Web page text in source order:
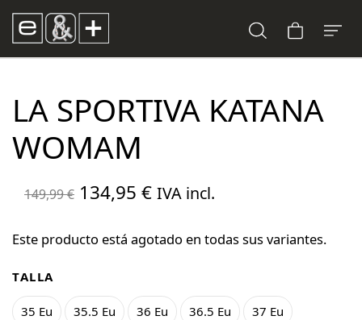
LA SPORTIVA KATANA
WOMAM
149,99€ El
original
149,99 €.
134,95 €El
actual
134,95 €.
IVA incl.
Este producto está agotado en todas sus variantes.
TALLA
35 Eu 35.5 Eu 36 Eu 36.5 Eu
37 Eu